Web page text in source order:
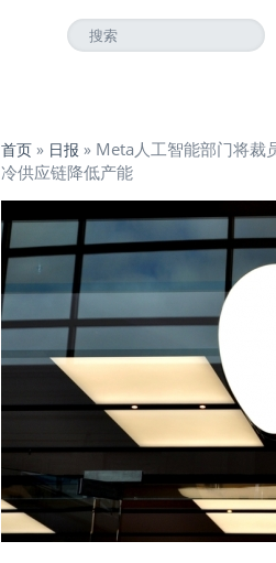
首页 » 日报 » Meta人工智能部门将裁
冷供应链降低产能